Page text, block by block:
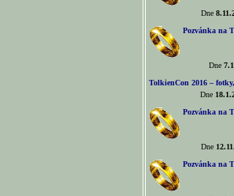
Dne
Pozvánka na
Dne
TolkienCon 2016 –
Dne
Pozvánka na
Dne
Pozvánka na